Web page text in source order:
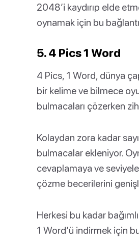
2048’i kaydırıp elde
oynamak için bu
5. 4 Pics 1 Word
4 Pics, 1 Word, dünya
bir kelime ve bilmece
bulmacaları çözerken
Kolaydan zora kadar
bulmacalar ekleniyor.
cevaplamaya ve
çözme becerilerini
Herkesi bu kadar
1 Word’ü indirmek için